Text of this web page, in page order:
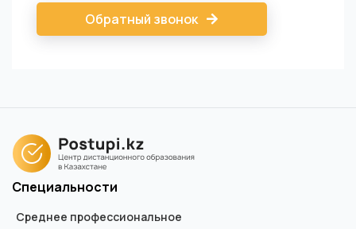
Обратный звонок
Специальности
Среднее профессиональное